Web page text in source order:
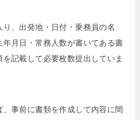
、出発地・日付・乗務員の名
年月日・常務人数が書いてある書
記載して必要枚数提出していま
事前に書類を作成して内容に間